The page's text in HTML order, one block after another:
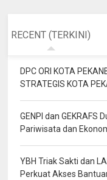
RECENT (TERKINI)
DPC ORI KOTA
STRATEGIS KOTA
GENPI dan GEKRAFS
Pariwisata dan
YBH Triak Sakti dan
Perkuat Akses